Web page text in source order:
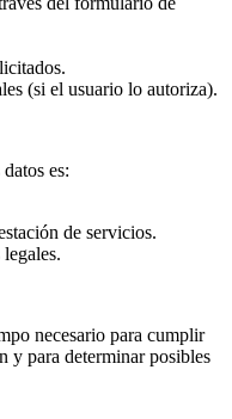
(si el usuario lo autoriza).
es:
de servicios.
necesario para cumplir
y para determinar posibles